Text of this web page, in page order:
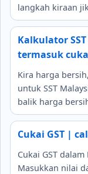
langkah kiraan
Kalkulator
termasuk
Kira harga
untuk SST
balik harga
Cukai GST |
Cukai GST
Masukkan nilai